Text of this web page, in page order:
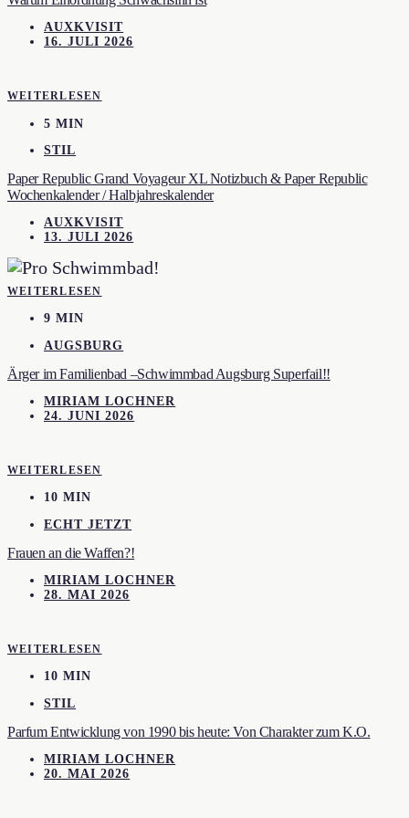
AUXKVISIT
16. JULI 2026
WEITERLESEN
5 MIN
STIL
Paper Republic Grand Voyageur XL Notizbuch & Paper Republic
Wochenkalender / Halbjahreskalender
AUXKVISIT
13. JULI 2026
WEITERLESEN
9 MIN
AUGSBURG
Ärger im Familienbad –Schwimmbad Augsburg Superfail!!
MIRIAM LOCHNER
24. JUNI 2026
WEITERLESEN
10 MIN
ECHT JETZT
Frauen an die Waffen?!
MIRIAM LOCHNER
28. MAI 2026
WEITERLESEN
10 MIN
STIL
Parfum Entwicklung von 1990 bis heute: Von Charakter zum K.O.
MIRIAM LOCHNER
20. MAI 2026